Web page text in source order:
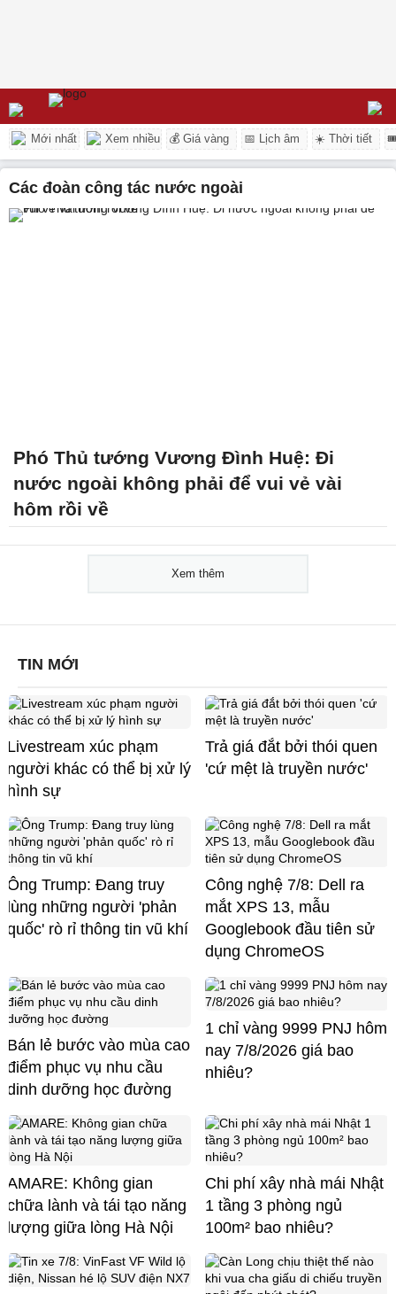
Mới nhất Xem nhiều 💰 Giá vàng 📅 Lịch âm ☀️ Thời tiết
các đoàn công tác nước ngoài
Phó Thủ tướng Vương Đình Huệ: Đi
nước ngoài không phải để vui vẻ vài
hôm rồi về
Xem thêm
TIN MỚI
Livestream xúc phạm
người khác có thể bị xử lý
hình sự
Trả giá đắt bởi thói quen
'cứ mệt là truyền nước'
Ông Trump: Đang truy
lùng những người 'phản
quốc' rò rỉ thông tin vũ khí
Công nghệ 7/8: Dell ra
mắt XPS 13, mẫu
Googlebook đầu tiên sử
dụng ChromeOS
Bán lẻ bước vào mùa cao
điểm phục vụ nhu cầu
dinh dưỡng học đường
1 chỉ vàng 9999 PNJ hôm
nay 7/8/2026 giá bao
nhiêu?
AMARE: Không gian
chữa lành và tái tạo năng
lượng giữa lòng Hà Nội
Chi phí xây nhà mái Nhật
1 tầng 3 phòng ngủ
100m² bao nhiêu?